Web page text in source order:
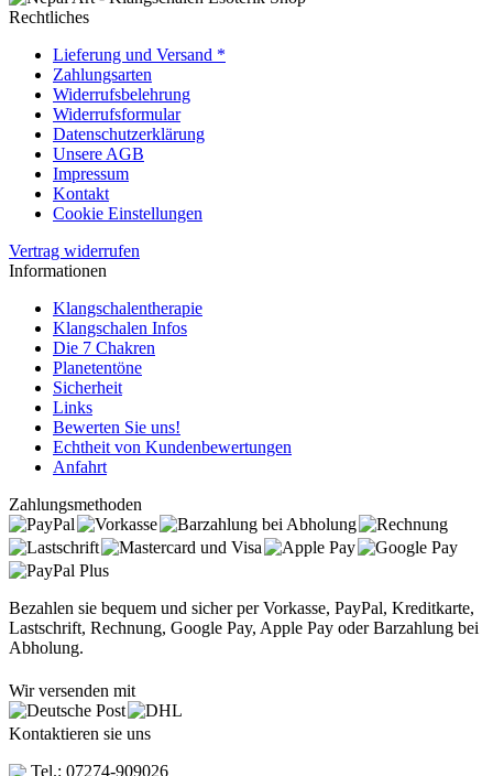
Rechtliches
Lieferung und Versand *
Zahlungsarten
Widerrufsbelehrung
Widerrufsformular
Datenschutzerklärung
Unsere AGB
Impressum
Kontakt
Cookie Einstellungen
Vertrag widerrufen
Informationen
Klangschalentherapie
Klangschalen Infos
Die 7 Chakren
Planetentöne
Sicherheit
Links
Bewerten Sie uns!
Echtheit von Kundenbewertungen
Anfahrt
Zahlungsmethoden
Bezahlen sie bequem und sicher per Vorkasse, PayPal, Kreditkarte,
Lastschrift, Rechnung, Google Pay, Apple Pay oder Barzahlung bei
Abholung.
Wir versenden mit
Kontaktieren sie uns
Tel.: 07274-909026